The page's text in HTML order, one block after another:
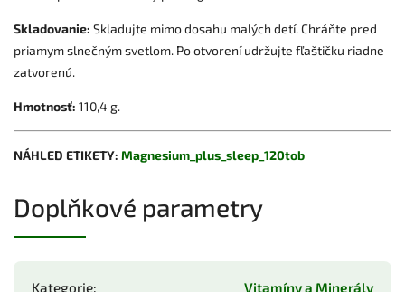
Skladovanie: Skladujte mimo dosahu malých detí. Chráňte pred
priamym slnečným svetlom. Po otvorení udržujte fľaštičku riadne
zatvorenú.
Hmotnosť: 110,4 g.
NÁHLED ETIKETY: Magnesium_plus_sleep_120tob
Doplňkové parametry
Kategorie: Vitamíny a Minerály